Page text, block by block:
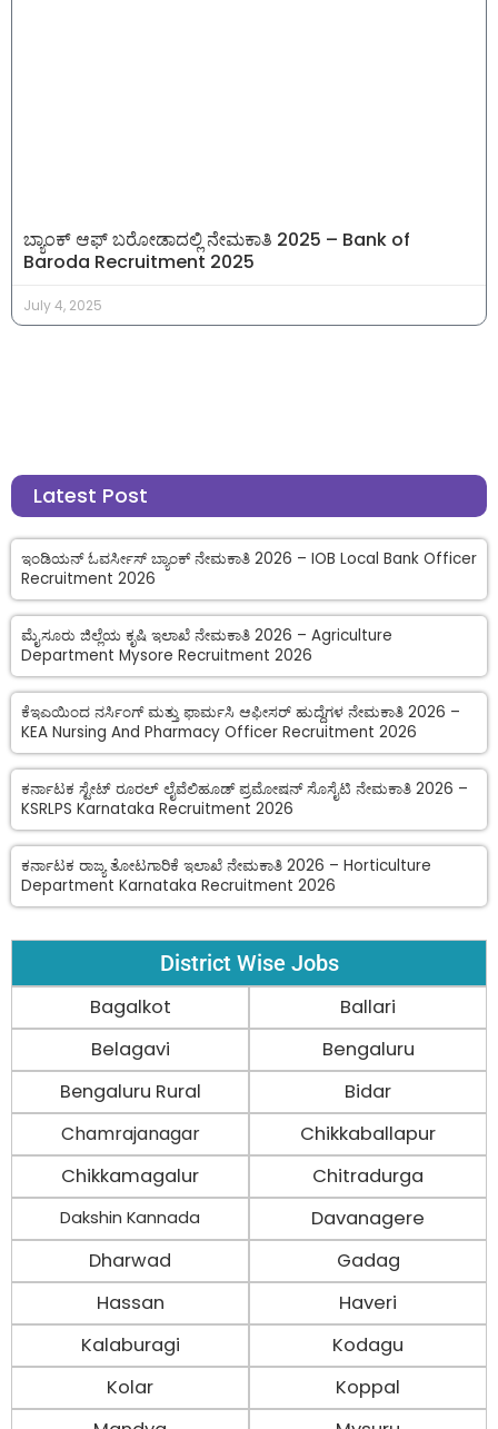
ಬ್ಯಾಂಕ್ ಆಫ್ ಬರೋಡಾದಲ್ಲಿ ನೇಮಕಾತಿ 2025 – Bank of
Baroda Recruitment 2025
July 4, 2025
Latest Post
ಇಂಡಿಯನ್ ಓವರ್ಸೀಸ್ ಬ್ಯಾಂಕ್ ನೇಮಕಾತಿ 2026 – IOB Local Bank Officer
Recruitment 2026
ಮೈಸೂರು ಜಿಲ್ಲೆಯ ಕೃಷಿ ಇಲಾಖೆ ನೇಮಕಾತಿ 2026 – Agriculture
Department Mysore Recruitment 2026
ಕೆಇಎಯಿಂದ ನರ್ಸಿಂಗ್ ಮತ್ತು ಫಾರ್ಮಸಿ ಆಫೀಸರ್ ಹುದ್ದೆಗಳ ನೇಮಕಾತಿ 2026 –
KEA Nursing And Pharmacy Officer Recruitment 2026
ಕರ್ನಾಟಕ ಸ್ಟೇಟ್ ರೂರಲ್ ಲೈವೆಲಿಹೂಡ್ ಪ್ರಮೋಷನ್ ಸೊಸೈಟಿ ನೇಮಕಾತಿ 2026 –
KSRLPS Karnataka Recruitment 2026
ಕರ್ನಾಟಕ ರಾಜ್ಯ ತೋಟಗಾರಿಕೆ ಇಲಾಖೆ ನೇಮಕಾತಿ 2026 – Horticulture
Department Karnataka Recruitment 2026
District Wise Jobs
Bagalkot
Ballari
Belagavi
Bengaluru
Bengaluru Rural
Bidar
Chamrajanagar
Chikkaballapur
Chikkamagalur
Chitradurga
Dakshin Kannada
Davanagere
Dharwad
Gadag
Hassan
Haveri
Kalaburagi
Kodagu
Kolar
Koppal